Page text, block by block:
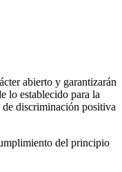
abierto y garantizarán
lo establecido para la
discriminación positiva
del principio